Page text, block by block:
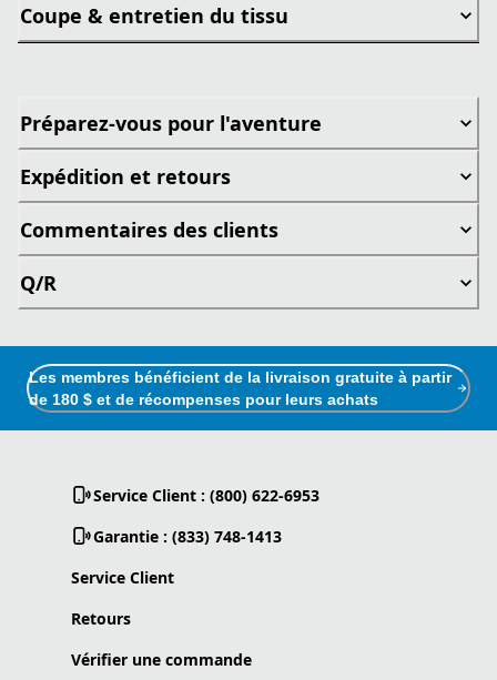
Coupe & entretien du tissu
Préparez-vous pour l'aventure
Expédition et retours
Commentaires des clients
Q/R
Les membres bénéficient de la livraison gratuite à partir
de 180 $ et de récompenses pour leurs achats
Service Client : (800) 622-6953
Garantie : (833) 748-1413
Service Client
Retours
Vérifier une commande